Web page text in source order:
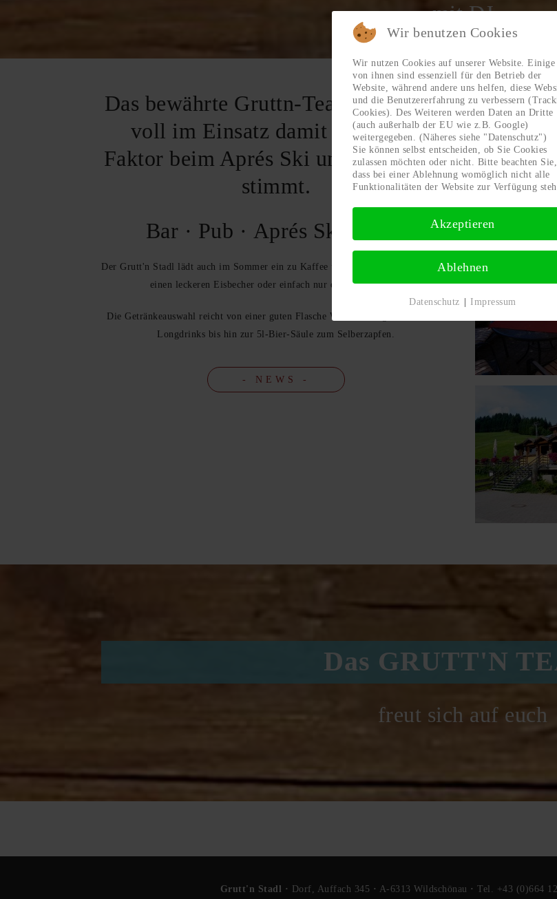
mit DJ
Das bewährte Gruttn-Team ist wieder
voll im Einsatz damit der Spaß-
Faktor beim Aprés Ski und am Abend
stimmt.
Bar · Pub · Aprés Ski · Café
Der Grutt'n Stadl lädt auch im Sommer ein zu Kaffee und hausgemachten Kuchen,
einen leckeren Eisbecher oder einfach nur etwas zu trinken.
Die Getränkeauswahl reicht von einer guten Flasche Wein, trendigen Shot´s und
Longdrinks bis hin zur 5l-Bier-Säule zum Selberzapfen.
- NEWS -
Das GRUTT'N
freut sich auf euch
Grutt'n Stadl · Dorf, Auffach 345 · A-6313 Wildschönau · Tel. +43 (0)664
Wir benutzen Cookies
Wir nutzen Cookies auf unserer Website. Einige
von ihnen sind essenziell für den Betrieb der
Website, während andere uns helfen, diese
und die Benutzererfahrung zu verbessern
Cookies). Des Weiteren werden Daten an Dritte
(auch außerhalb der EU wie z.B. Google)
weitergegeben. (Näheres siehe "Datenschutz")
Sie können selbst entscheiden, ob Sie Cookies
zulassen möchten oder nicht. Bitte beachten Sie,
dass bei einer Ablehnung womöglich nicht alle
Funktionalitäten der Website zur Verfügung
Akzeptieren
Ablehnen
Datenschutz Impressum